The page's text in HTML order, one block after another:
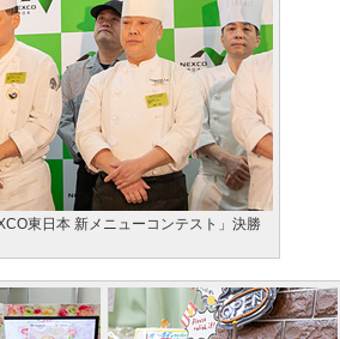
東日本 新メニューコンテスト」決勝